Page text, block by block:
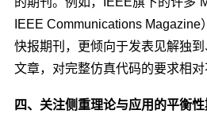
IEEE Communications Magazine
快报期刊，更倾向于发表见解独
文章，对完整仿真代码的要求相对
四、关注侧重理论与应用的平衡性